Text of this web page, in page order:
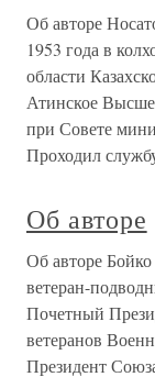
Об авторе
1953 года в
области
Атинское
при Совете
Проходил
Об авторе
Об авторе
ветеран-
Почетный
ветеранов
Президент